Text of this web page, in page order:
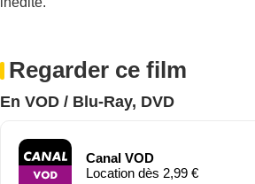
Regarder ce film
En VOD / Blu-Ray, DVD
Canal VOD
Location dès 2,99 €